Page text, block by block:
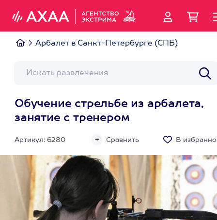
Арбалет в Санкт-Петербурге (СПБ)
Обучение стрельбе из арбалета,
занятие с тренером
Артикул: 6280 Сравнить В